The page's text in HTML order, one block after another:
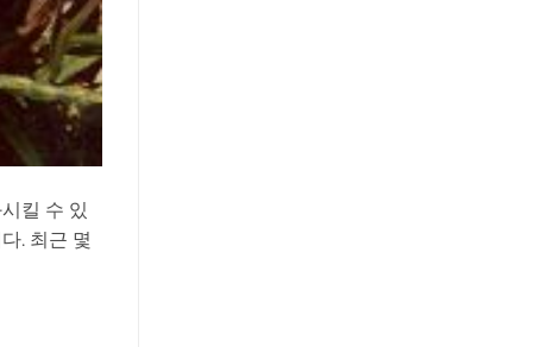
킬 수 있
. 최근 몇